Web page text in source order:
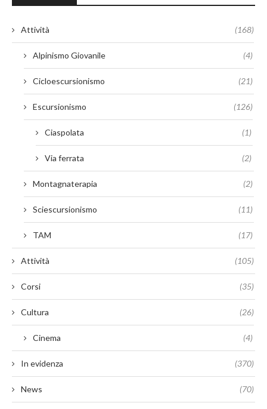
Attività (168)
Alpinismo Giovanile (4)
Cicloescursionismo (21)
Escursionismo (126)
Ciaspolata (1)
Via ferrata (2)
Montagnaterapia (2)
Sciescursionismo (11)
TAM (17)
Attività (105)
Corsi (35)
Cultura (26)
Cinema (4)
In evidenza (370)
News (70)